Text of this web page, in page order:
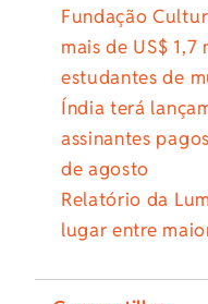
Fundação
mais de US$
estudantes de
Índia terá
assinantes
de agosto
Relatório da
lugar entre